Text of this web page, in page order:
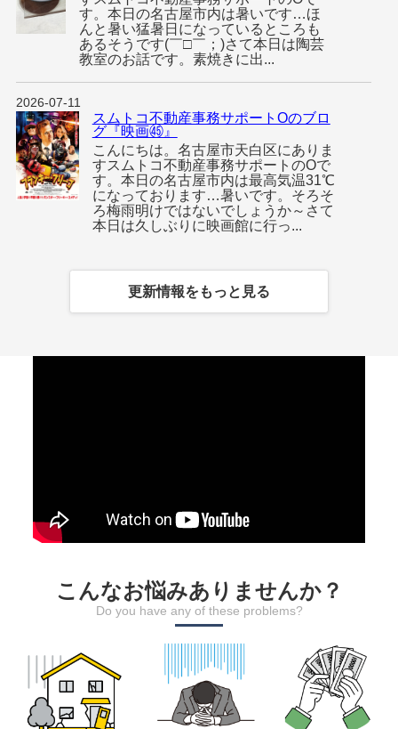
す。本日の名古屋市内は暑いです…ほ
んと暑い猛暑日になっているところも
あるそうです(￣□￣；)さて本日は陶芸
教室のお話です。素焼きに出...
2026-07-11
スムトコ不動産事務サポートOのブロ
グ『映画㊺』
こんにちは。名古屋市天白区にありま
すスムトコ不動産事務サポートのOで
す。本日の名古屋市内は最高気温31℃
になっております…暑いです。そろそ
ろ梅雨明けではないでしょうか～さて
本日は久しぶりに映画館に行っ...
更新情報をもっと見る
こんなお悩みありませんか？
Do you have any of these problems?